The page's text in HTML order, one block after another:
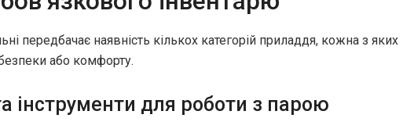
передбачає наявність кількох категорій приладдя, кожна з яких
або комфорту.
інструменти для роботи з парою